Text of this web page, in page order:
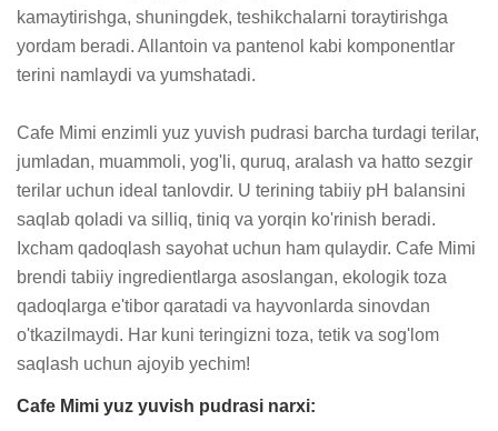
kamaytirishga, shuningdek, teshikchalarni toraytirishga
yordam beradi. Allantoin va pantenol kabi komponentlar
terini namlaydi va yumshatadi.
Cafe Mimi enzimli yuz yuvish pudrasi barcha turdagi terilar,
jumladan, muammoli, yog'li, quruq, aralash va hatto sezgir
terilar uchun ideal tanlovdir. U terining tabiiy pH balansini
saqlab qoladi va silliq, tiniq va yorqin ko'rinish beradi.
Ixcham qadoqlash sayohat uchun ham qulaydir. Cafe Mimi
brendi tabiiy ingredientlarga asoslangan, ekologik toza
qadoqlarga e'tibor qaratadi va hayvonlarda sinovdan
o'tkazilmaydi. Har kuni teringizni toza, tetik va sog'lom
saqlash uchun ajoyib yechim!
Cafe Mimi yuz yuvish pudrasi narxi: